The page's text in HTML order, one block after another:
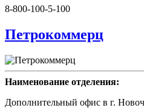
8-800-100-5-100
Петрокоммерц
Наименование отделения:
Дополнительный офис в г.